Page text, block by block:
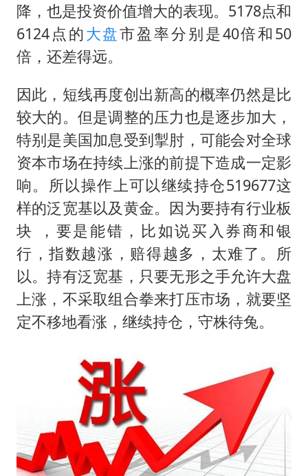
降，也是投资价值增大的表现。5178点和
6124点的 大盘市盈率分别是40倍和50
倍，还差得远。
因此，短线再度创出新高的概率仍然是比
较大的。但是调整的压力也是逐步加大，
特别是美国加息受到掣肘，可能会对全球
资本市场在持续上涨的前提下造成一定影
响。所以操作上可以继续持仓519677这
样的泛宽基以及黄金。因为要持有行业板
块 ，要是能错，比如说买入券商和银
行，指数越涨，赔得越多，太难了。所
以。持有泛宽基，只要无形之手允许大盘
上涨，不采取组合拳来打压市场，就要坚
定不移地看涨，继续持仓，守株待兔。